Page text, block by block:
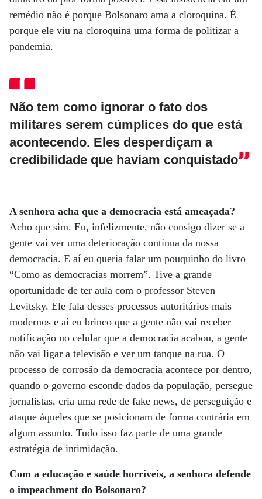
remédio não é porque Bolsonaro ama a cloroquina. É
porque ele viu na cloroquina uma forma de politizar a
pandemia.
Não tem como ignorar o fato dos
militares serem cúmplices do que está
acontecendo. Eles desperdiçam a
credibilidade que haviam conquistado
A senhora acha que a democracia está ameaçada?
Acho que sim. Eu, infelizmente, não consigo dizer se a
gente vai ver uma deterioração contínua da nossa
democracia. E aí eu queria falar um pouquinho do livro
“Como as democracias morrem”. Tive a grande
oportunidade de ter aula com o professor Steven
Levitsky. Ele fala desses processos autoritários mais
modernos e aí eu brinco que a gente não vai receber
notificação no celular que a democracia acabou, a gente
não vai ligar a televisão e ver um tanque na rua. O
processo de corrosão da democracia acontece por dentro,
quando o governo esconde dados da população, persegue
jornalistas, cria uma rede de fake news, de perseguição e
ataque àqueles que se posicionam de forma contrária em
algum assunto. Tudo isso faz parte de uma grande
estratégia de intimidação.
Com a educação e saúde horríveis, a senhora defende
o impeachment do Bolsonaro?